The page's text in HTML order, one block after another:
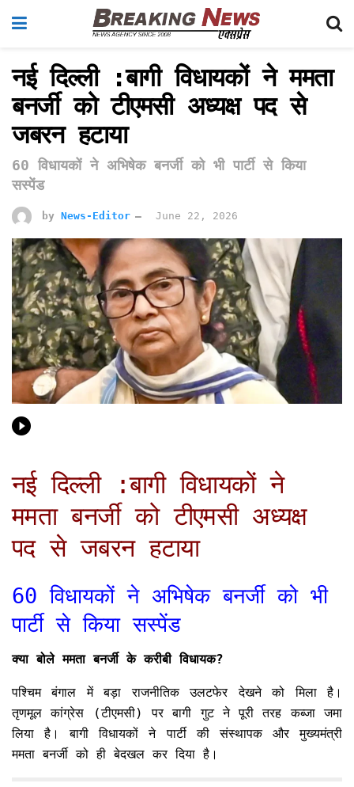
नई दिल्ली :बागी विधायकों ने ममता
बनर्जी को टीएमसी अध्यक्ष पद से
जबरन हटाया
60 विधायकों ने अभिषेक बनर्जी को भी पार्टी से किया
सस्पेंड
by News-Editor June 22, 2026
नई दिल्ली :बागी विधायकों ने
ममता बनर्जी को टीएमसी अध्यक्ष
पद से जबरन हटाया
60 विधायकों ने अभिषेक बनर्जी को भी
पार्टी से किया सस्पेंड
क्या बोले ममता बनर्जी के करीबी विधायक?
पश्चिम बंगाल में बड़ा राजनीतिक उलटफेर देखने को मिला है।
तृणमूल कांग्रेस (टीएमसी) पर बागी गुट ने पूरी तरह कब्जा जमा
लिया है। बागी विधायकों ने पार्टी की संस्थापक और मुख्यमंत्री
ममता बनर्जी को ही बेदखल कर दिया है।